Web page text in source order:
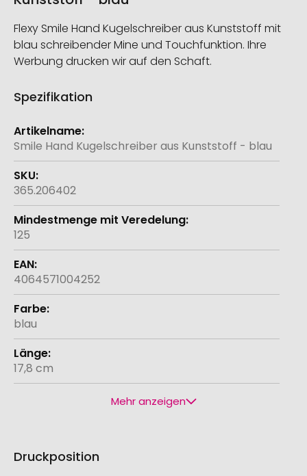
Flexy Smile Hand Kugelschreiber aus Kunststoff mit
blau schreibender Mine und Touchfunktion. Ihre
Werbung drucken wir auf den Schaft.
Spezifikation
Weitere
Informationen
Smile Hand Kugelschreiber aus Kunststoff - blau
365.206402
125
4064571004252
blau
17,8 cm
Mehr anzeigen
Druckposition